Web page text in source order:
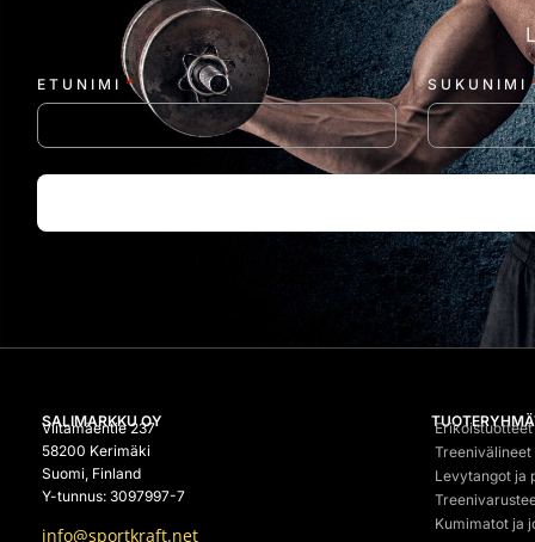
ETUNIMI * SUKUNIMI
SALIMARKKU OY
Viitamäentie 237
58200 Kerimäki
Suomi, Finland
Y-tunnus: 3097997-7
info@sportkraft.net
Erikoistuotteet
Treenivälineet
Levytangot ja
Kumimatot ja